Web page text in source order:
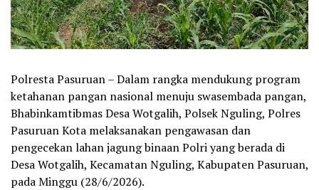
Polresta Pasuruan – Dalam rangka mendukung program
ketahanan pangan nasional menuju swasembada pangan,
Bhabinkamtibmas Desa Wotgalih, Polsek Nguling, Polres
Pasuruan Kota melaksanakan pengawasan dan
pengecekan lahan jagung binaan Polri yang berada di
Desa Wotgalih, Kecamatan Nguling, Kabupaten Pasuruan,
pada Minggu (28/6/2026).